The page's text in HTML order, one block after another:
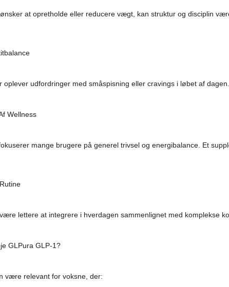
at opretholde eller reducere vægt, kan struktur og disciplin
oplever udfordringer med småspisning eller cravings i løbet af
Wellness
mange brugere på generel trivsel og energibalance. Et
lettere at integrere i hverdagen sammenlignet med komplekse
GLPura GLP-1?
være relevant for voksne, der: